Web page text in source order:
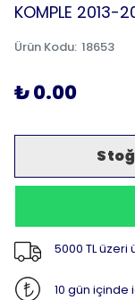
KOMPLE 2013-
Ürün Kodu: 18653
₺ 0.00
5000 TL
10 gün